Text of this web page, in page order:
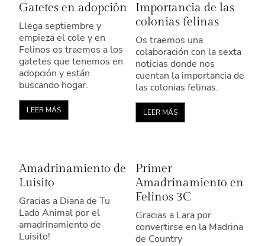
Gatetes en adopción
Llega septiembre y
empieza el cole y en
Felinos os traemos a los
gatetes que tenemos en
adopción y están
buscando hogar.
LEER MÁS
Importancia de las
colonias felinas
Os traemos una
colaboración con la sexta
noticias donde nos
cuentan la importancia de
las colonias felinas.
LEER MÁS
Amadrinamiento de
Luisito
Gracias a Diana de Tu
Lado Animal por el
amadrinamiento de
Luisito!
Primer
Amadrinamiento en
Felinos 3C
Gracias a Lara por
convertirse en la Madrina
de Country